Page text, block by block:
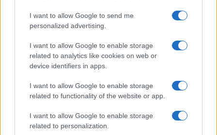
I want to allow Google to send me
personalized advertising.
I want to allow Google to enable storage
related to analytics like cookies on web or
device identifiers in apps.
I want to allow Google to enable storage
related to functionality of the website or app.
I want to allow Google to enable storage
related to personalization.